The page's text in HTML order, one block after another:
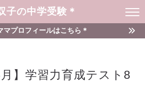
子の中学受験＊
マプロフィールはこちら＊
月】学習力育成テスト8